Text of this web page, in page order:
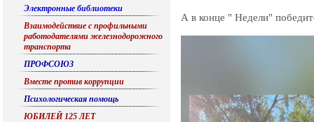
Электронные библиотеки
Взаимодействие с профильными
работодателями железнодорожного
транспорта
ПРОФСОЮЗ
Вместе против коррупции
Психологическая помощь
ЮБИЛЕЙ 125 ЛЕТ
А в конце " Недели"